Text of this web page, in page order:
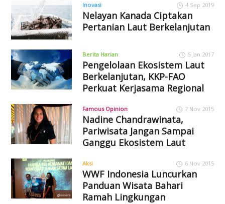
Inovasi 4 Sep 2019
Nelayan Kanada Ciptakan
Pertanian Laut Berkelanjutan
Berita Harian 5 Jan 2017
Pengelolaan Ekosistem Laut
Berkelanjutan, KKP-FAO
Perkuat Kerjasama Regional
Famous Opinion 7 Nov 2015
Nadine Chandrawinata,
Pariwisata Jangan Sampai
Ganggu Ekosistem Laut
Aksi 6 Nov 2015
WWF Indonesia Luncurkan
Panduan Wisata Bahari
Ramah Lingkungan